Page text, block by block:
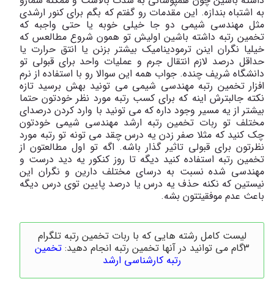
به اشتباه بندازه. این مقدمات رو گفتم که بگم برای کنور ارشدی
مثل مهندسی شیمی دو جا خیلی خوبه یا حتی واجبه که
تخمین رتبه داشته باشین اولیش تو همون شروع مطالعس که
خیلیا نگران اینن ترمودینامیک بیشتر بزنن یا انتق حرارت یا
حداقل درصد لازم انتقال جرم و عملیات واحد برای قبولی تو
دانشگاه شریف چنده. جواب همه این سوالا رو با استفاده از نرم
افزار تخمین رتبه مهندسی شیمی می تونید بهش برسید تازه
نکته جالبترش اینه که برای کسب رتبه مورد نظر خودتون حتما
بیشتر از یه مسیر وجود داره که می تونید با وارد کردن درصدای
مختلف تو ربات تخمین رتبه ارشد مهندسی شیمی خودتون
چک کنید که مثلا صفر زدن یه درس چقد می تونه تو رتبه مورد
نظرتون برای قبولی تاثیر گذار باشه. اگه تو اول مطالعتون از
تخمین رتبه استفاده کنید دیگه تا روز کنکور یه دید درست و
مهندسی شده نسبت به درسای مختلف دارین و نگران این
نیستین که نکنه حذف یه درس یا درصد پایین توی درس دیگه
باعث عدم موفقیتتون بشه.
لیست کامل رشته هایی که با ربات تخمین رتبه تلگرام
3گام می توانید در آنها تخمین رتبه انجام دهید:
تخمین
رتبه کارشناسی ارشد